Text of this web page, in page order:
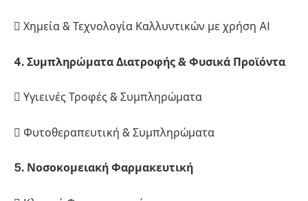
 Χημεία & Τεχνολογία Καλλυντικών με χρήση AI
4. Συμπληρώματα Διατροφής & Φυσικά Προϊόντα
 Υγιεινές Τροφές & Συμπληρώματα
 Φυτοθεραπευτική & Συμπληρώματα
5. Νοσοκομειακή Φαρμακευτική